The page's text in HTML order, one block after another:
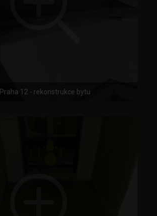
Praha 12 - rekonstrukce bytu